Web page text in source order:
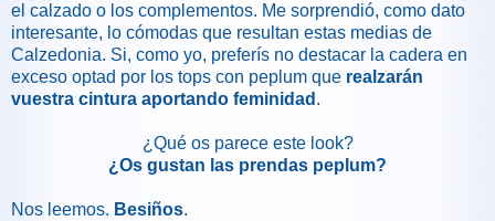
el calzado o los complementos. Me sorprendió, como dato
interesante, lo cómodas que resultan estas medias de
Calzedonia. Si, como yo, preferís no destacar la cadera en
exceso optad por los tops con peplum que realzarán
vuestra cintura aportando feminidad .
¿Qué os parece este look?
¿Os gustan las prendas peplum?
Nos leemos. Besiños.